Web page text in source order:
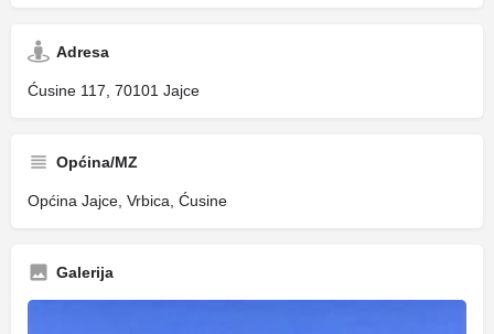
Adresa
Ćusine 117, 70101 Jajce
Općina/MZ
Općina Jajce, Vrbica, Ćusine
Galerija